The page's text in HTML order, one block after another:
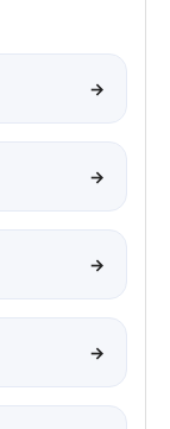
→
→
→
→